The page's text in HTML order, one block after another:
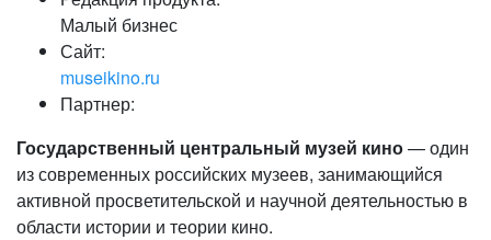
Малый бизнес
Сайт:
museikino.ru
Партнер:
Государственный центральный музей кино— один
из современных российских музеев, занимающийся
активной просветительской и научной деятельностью в
области истории и теории кино.